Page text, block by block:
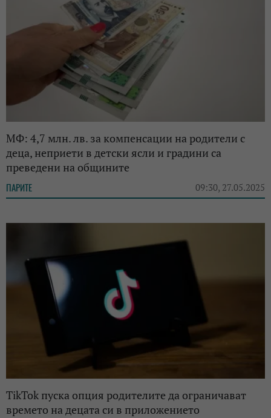
МФ: 4,7 млн. лв. за компенсации на родители с
деца, неприети в детски ясли и градини са
преведени на общините
ПАРИТЕ 09:30, 27.05.2025
TikTok пуска опция родителите да ограничават
времето на децата си в приложението